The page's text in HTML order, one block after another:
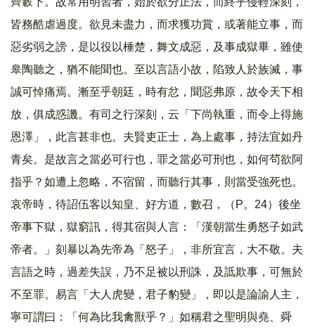
皆務酷虐過度。欲見未盡力，而求獲功賞，或著能立事，而
惡劣弱之謗，是以役以棰楚，舞文成惡，及事成獄畢，雖使
皋陶聽之，猶不能聞也。至以言語小故，陷致人於族滅，事
誠可悼痛焉。漸至乎朝廷，時有忿，聞惡弗原，故令天下相
放，俱成惑譏。有司之行深刻，云「下尚執重，而令上得施
恩澤」，此言甚非也。夫賢吏正士，為上處事，持法宜如丹
青矣。是故言之當必可行也，罪之當必可刑也，如何茍欲阿
指乎？如遭上忽略，不宿留，而聽行其事，則當受強死也。
哀帝時，待詔伍客以知皇、好方道，數召，（P。24）後坐
帝事下獄，獄窮訊，得其宿與人言：「漢朝當生勇怒子如武
帝者。」刻暴以為先帝為「怒子」，非所宜言，大不敬。夫
言語之時，過差失誤，乃不足被以刑誅，及詆欺事，可無於
不至罪。易言「大人虎變，君子豹變」，即以是論諭人主，
寧可謂曰：「何為比我禽獸乎？」如稱君之聖明與堯、舜